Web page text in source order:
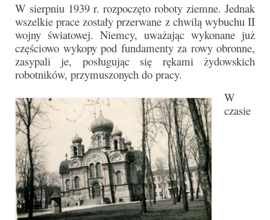
Remont kościoła
100 lecie Niepodległości
Bal Wszystkich Świętych 2018
Narodowy Dzień Pamięci “Żołnierzy
Wyklętych” 2018
Galerie 2017
Remont plebanii 2017
Wprowadzenie nowego Proboszcza
W sierpniu 1939 r. rozpoczęto roboty ziemne. Jednak
wszelkie prace zostały przerwane z chwilą wybuchu II
wojny światowej. Niemcy, uważając wykonane już
częściowo wykopy pod fundamenty za rowy obronne,
zasypali je, posługując się rękami żydowskich
robotników, przymuszonych do pracy.
W
czasie